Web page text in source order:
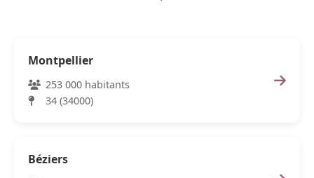
Montpellier
253 000 habitants
34 (34000)
Béziers